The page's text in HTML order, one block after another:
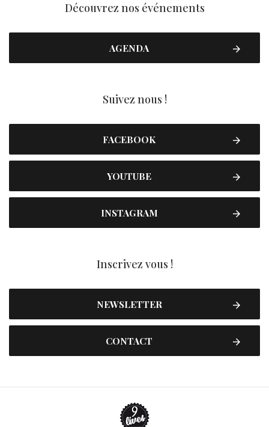
Découvrez nos événements
AGENDA
Suivez nous !
FACEBOOK
YOUTUBE
INSTAGRAM
Inscrivez vous !
NEWSLETTER
CONTACT